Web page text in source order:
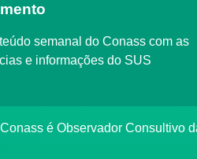
semanal do Conass com as
e informações do SUS
é Observador Consultivo